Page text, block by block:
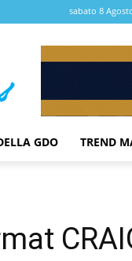
sabato 8
GDO TREND